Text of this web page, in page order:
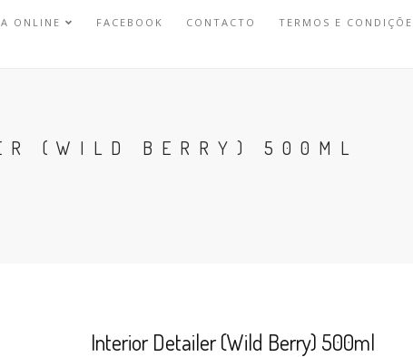
ONLINE FACEBOOK CONTACTO TERMOS E
(WILD BERRY) 500ML
Interior Detailer (Wild Berry) 500ml